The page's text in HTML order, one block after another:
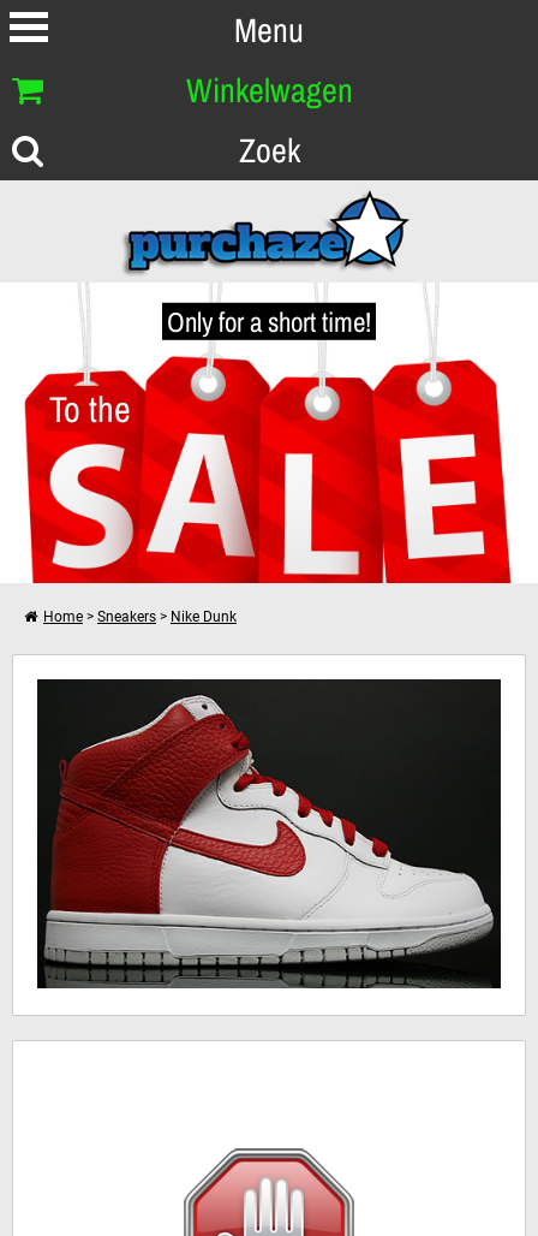
Menu
Winkelwagen
Zoek
Only for a short time!
To the
Je winkelwagen is leeg!
Verder winkelen
Home > Sneakers > Nike Dunk
Nike Dunk Hi